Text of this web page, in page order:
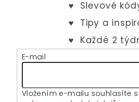
E-mail
Vložením e-mailu souhlasíte s